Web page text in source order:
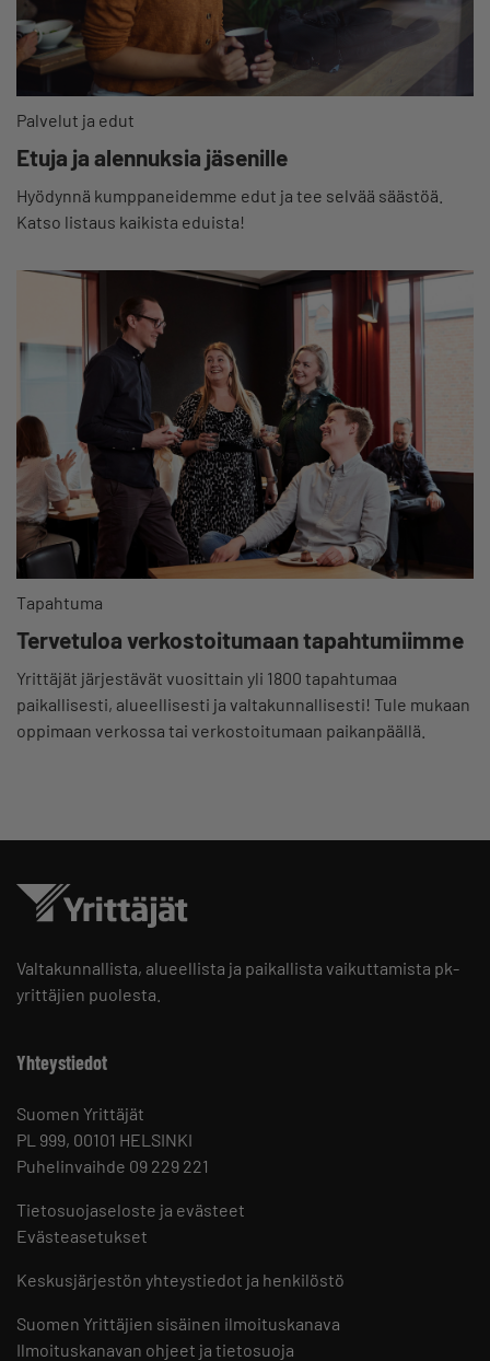
Palvelut ja edut
Etuja ja alennuksia jäsenille
Hyödynnä kumppaneidemme edut ja tee selvää säästöä.
Katso listaus kaikista eduista!
Tapahtuma
Tervetuloa verkostoitumaan tapahtumiimme
Yrittäjät järjestävät vuosittain yli 1800 tapahtumaa
paikallisesti, alueellisesti ja valtakunnallisesti! Tule mukaan
oppimaan verkossa tai verkostoitumaan paikanpäällä.
Valtakunnallista, alueellista ja paikallista vaikuttamista pk-
yrittäjien puolesta.
Yhteystiedot
Suomen Yrittäjät
PL 999, 00101 HELSINKI
Puhelinvaihde 09 229 221
Tietosuojaseloste ja evästeet
Evästeasetukset
Keskusjärjestön yhteystiedot ja henkilöstö
Suomen Yrittäjien sisäinen ilmoituskanava
Ilmoituskanavan ohjeet ja tietosuoja